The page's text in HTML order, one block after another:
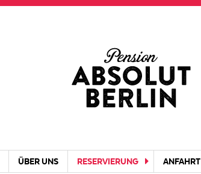
ÜBER UNS RESERVIERUNG ANFAHRT